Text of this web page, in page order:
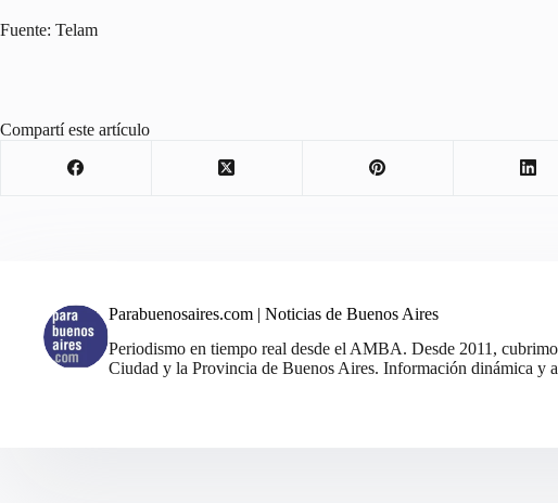
Fuente: Telam
Compartí este artículo
Parabuenosaires.com | Noticias de Buenos Aires
Periodismo en tiempo real desde el AMBA. Desde 2011,
Ciudad y la Provincia de Buenos Aires. Información dinámica y